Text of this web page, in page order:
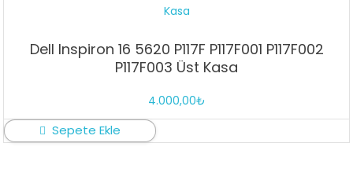
Dell Inspiron 16 5620 P117F P117F001 P117F002
P117F003 Üst Kasa
4.000,00₺
Sepete Ekle